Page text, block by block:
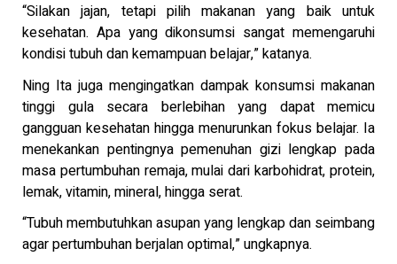
“Silakan jajan, tetapi pilih makanan yang baik untuk
kesehatan. Apa yang dikonsumsi sangat memengaruhi
kondisi tubuh dan kemampuan belajar,” katanya.
Ning Ita juga mengingatkan dampak konsumsi makanan
tinggi gula secara berlebihan yang dapat memicu
gangguan kesehatan hingga menurunkan fokus belajar. Ia
menekankan pentingnya pemenuhan gizi lengkap pada
masa pertumbuhan remaja, mulai dari karbohidrat, protein,
lemak, vitamin, mineral, hingga serat.
“Tubuh membutuhkan asupan yang lengkap dan seimbang
agar pertumbuhan berjalan optimal,” ungkapnya.